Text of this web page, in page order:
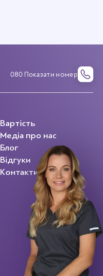
080 Показати номер
Вартість
Медіа про нас
Блог
Відгуки
Контакти